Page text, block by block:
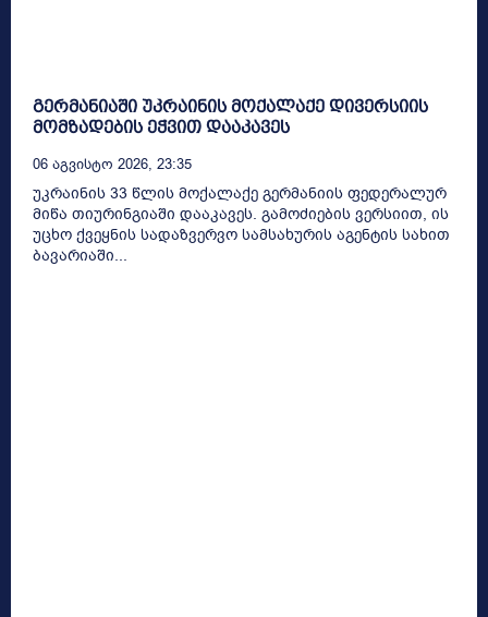
გერმანიაში უკრაინის მოქალაქე დივერსიის
მომზადების ეჭვით დააკავეს
06 Აგვისტო 2026, 23:35
უკრაინის 33 წლის მოქალაქე გერმანიის ფედერალურ
მიწა თიურინგიაში დააკავეს. გამოძიების ვერსიით, ის
უცხო ქვეყნის სადაზვერვო სამსახურის აგენტის სახით
ბავარიაში...